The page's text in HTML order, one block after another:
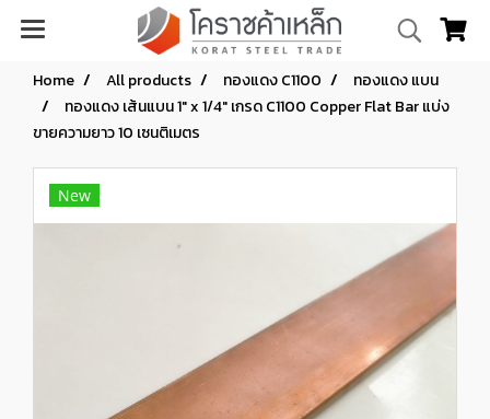
Home All products ทองแดง C1100
ทองแดง แบน
ทองแดง เส้นแบน 1" x 1/4" เกรด C1100 Copper Flat Bar แบ่ง
ขายความยาว 10 เซนติเมตร
New